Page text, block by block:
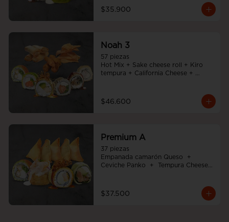
$35.900
Noah 3
57 piezas
Hot Mix + Sake cheese roll + Kiro
tempura + California Cheese +
$46.600
Premium A
37 piezas
Empanada camarón Queso  +
Ceviche Panko  +  Tempura Cheese
$37.500